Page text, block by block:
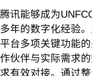
腾讯能够成为
多年的数字化经验
平台多项关键功能
作伙伴与实际需求
求有效对接。通过